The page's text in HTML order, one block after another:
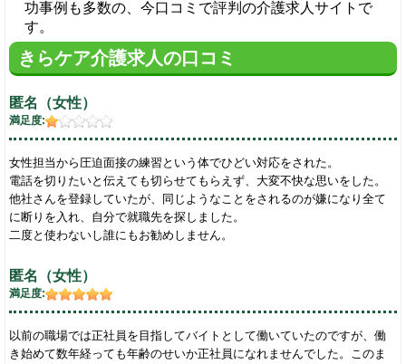
功事例も多数の、今口コミで評判の介護求人サイトで
す。
きらケア介護求人の口コミ
匿名（女性）
満足度:
女性担当から圧迫面接の練習という体でひどい対応をされた。
電話を切りたいと伝えても切らせてもらえず、大変不快な思いをした。
他社さんを登録していたが、同じようなことをされるのが嫌になり全て
に断りを入れ、自分で就職先を探しました。
二度と使わないし誰にもお勧めしません。
匿名（女性）
満足度:
以前の職場では正社員を目指してバイトとして働いていたのですが、働
き始めて数年経っても年齢のせいか正社員になれませんでした。このま